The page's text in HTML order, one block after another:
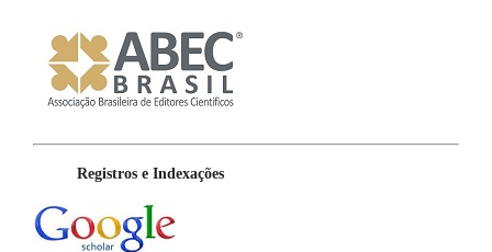
Registros e Indexações